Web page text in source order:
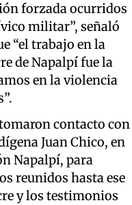
forzada ocurridos
militar”, señaló
“el trabajo en la
de Napalpí fue la
en la violencia
contacto con
Juan Chico, en
Napalpí, para
reunidos hasta ese
y los testimonios